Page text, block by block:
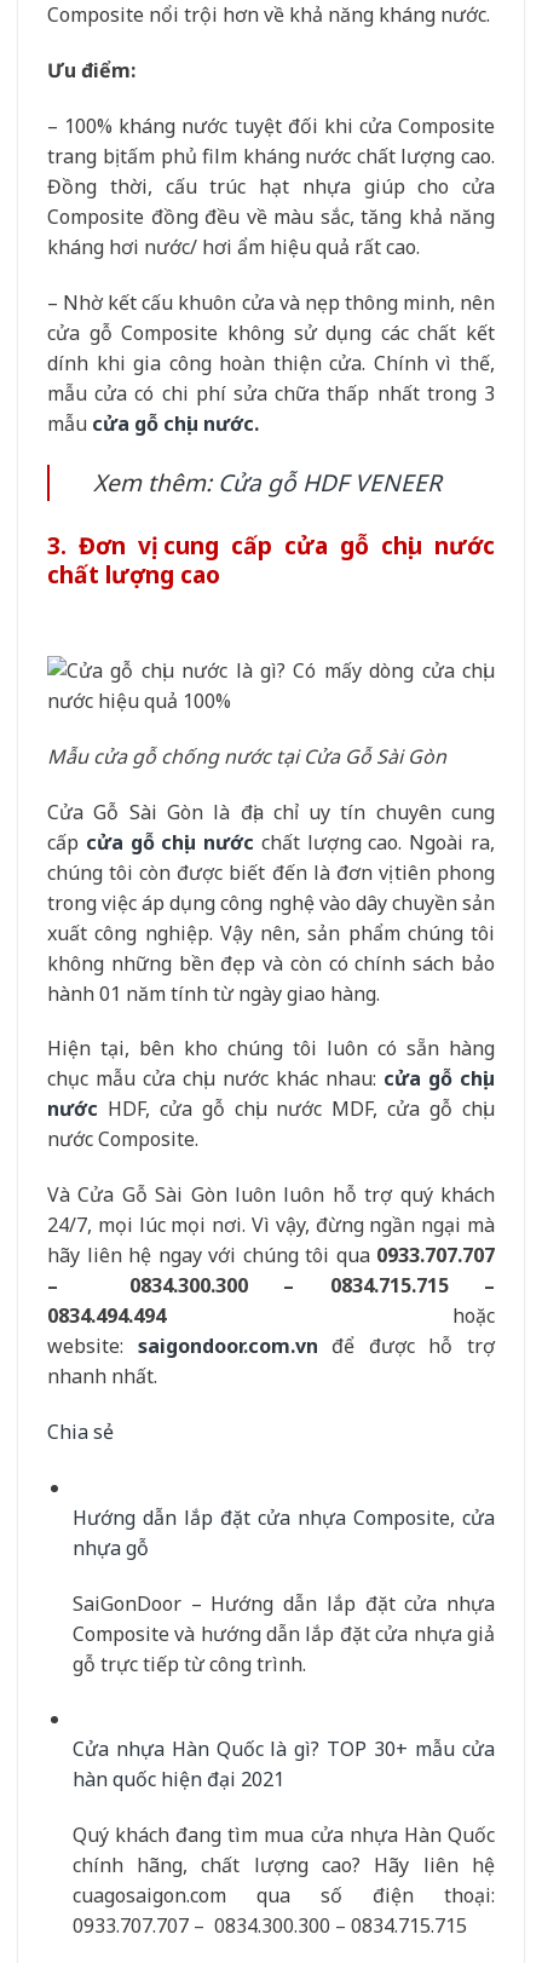
Composite nổi trội hơn về khả năng kháng nước.
Ưu điểm:
– 100% kháng nước tuyệt đối khi cửa Composite
trang bị tấm phủ film kháng nước chất lượng cao.
Đồng thời, cấu trúc hạt nhựa giúp cho cửa
Composite đồng đều về màu sắc, tăng khả năng
kháng hơi nước/ hơi ẩm hiệu quả rất cao.
– Nhờ kết cấu khuôn cửa và nẹp thông minh, nên
cửa gỗ Composite không sử dụng các chất kết
dính khi gia công hoàn thiện cửa. Chính vì thế,
mẫu cửa có chi phí sửa chữa thấp nhất trong 3
mẫu cửa gỗ chịu nước.
Xem thêm: Cửa gỗ HDF VENEER
3. Đơn vị cung cấp cửa gỗ chịu nước
chất lượng cao
Mẫu cửa gỗ chống nước tại Cửa Gỗ Sài Gòn
Cửa Gỗ Sài Gòn là địa chỉ uy tín chuyên cung
cấp cửa gỗ chịu nước chất lượng cao. Ngoài ra,
chúng tôi còn được biết đến là đơn vị tiên phong
trong việc áp dụng công nghệ vào dây chuyền sản
xuất công nghiệp. Vậy nên, sản phẩm chúng tôi
không những bền đẹp và còn có chính sách bảo
hành 01 năm tính từ ngày giao hàng.
Hiện tại, bên kho chúng tôi luôn có sẵn hàng
chục mẫu cửa chịu nước khác nhau: cửa gỗ chịu
nước HDF, cửa gỗ chịu nước MDF, cửa gỗ chịu
nước Composite.
Và Cửa Gỗ Sài Gòn luôn luôn hỗ trợ quý khách
24/7, mọi lúc mọi nơi. Vì vậy, đừng ngần ngại mà
hãy liên hệ ngay với chúng tôi qua 0933.707.707
– 0834.300.300 – 0834.715.715 –
0834.494.494hoặc
website: saigondoor.com.vn để được hỗ trợ
nhanh nhất.
Chia sẻ
Hướng dẫn lắp đặt cửa nhựa Composite, cửa
nhựa gỗ
SaiGonDoor – Hướng dẫn lắp đặt cửa nhựa
Composite và hướng dẫn lắp đặt cửa nhựa giả
gỗ trực tiếp từ công trình.
Cửa nhựa Hàn Quốc là gì? TOP 30+ mẫu cửa
hàn quốc hiện đại 2021
Quý khách đang tìm mua cửa nhựa Hàn Quốc
chính hãng, chất lượng cao? Hãy liên hệ
cuagosaigon.com qua số điện thoại:
0933.707.707 – 0834.300.300 – 0834.715.715